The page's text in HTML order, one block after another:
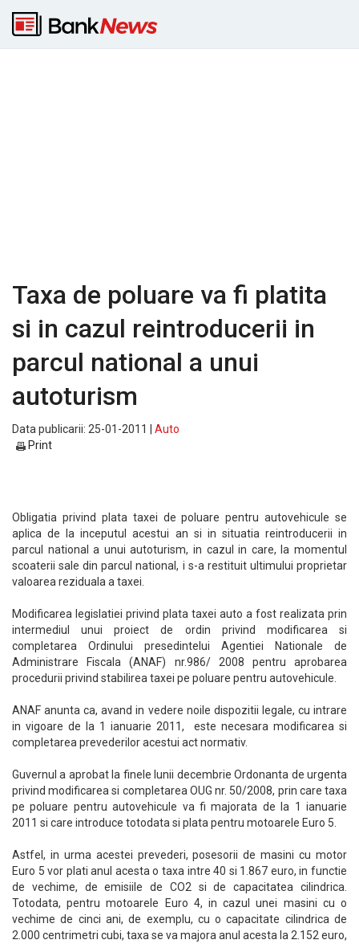
Taxa de poluare va fi platita
si in cazul reintroducerii in
parcul national a unui
autoturism
Data publicarii: 25-01-2011 | Auto
Print
Obligatia privind plata taxei de poluare pentru autovehicule se
aplica de la inceputul acestui an si in situatia reintroducerii in
parcul national a unui autoturism, in cazul in care, la momentul
scoaterii sale din parcul national, i s-a restituit ultimului proprietar
valoarea reziduala a taxei.
Modificarea legislatiei privind plata taxei auto a fost realizata prin
intermediul unui proiect de ordin privind modificarea si
completarea Ordinului presedintelui Agentiei Nationale de
Administrare Fiscala (ANAF) nr.986/ 2008 pentru aprobarea
procedurii privind stabilirea taxei pe poluare pentru autovehicule.
ANAF anunta ca, avand in vedere noile dispozitii legale, cu intrare
in vigoare de la 1 ianuarie 2011, este necesara modificarea si
completarea prevederilor acestui act normativ.
Guvernul a aprobat la finele lunii decembrie Ordonanta de urgenta
privind modificarea si completarea OUG nr. 50/2008, prin care taxa
pe poluare pentru autovehicule va fi majorata de la 1 ianuarie
2011 si care introduce totodata si plata pentru motoarele Euro 5.
Astfel, in urma acestei prevederi, posesorii de masini cu motor
Euro 5 vor plati anul acesta o taxa intre 40 si 1.867 euro, in functie
de vechime, de emisiile de CO2 si de capacitatea cilindrica.
Totodata, pentru motoarele Euro 4, in cazul unei masini cu o
vechime de cinci ani, de exemplu, cu o capacitate cilindrica de
2.000 centrimetri cubi, taxa se va majora anul acesta la 2.152 euro,